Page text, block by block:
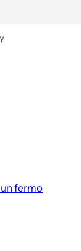
fermo